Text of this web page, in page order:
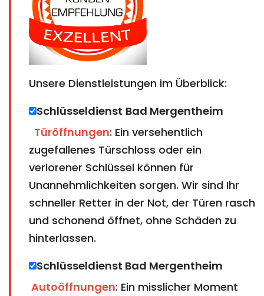
Unsere Dienstleistungen im Überblick:
Schlüsseldienst Bad Mergentheim​​​​​​​
Türöffnungen: Ein versehentlich
zugefallenes Türschloss oder ein
verlorener Schlüssel können für
Unannehmlichkeiten sorgen. Wir sind Ihr
schneller Retter in der Not, der Türen rasch
und schonend öffnet, ohne Schäden zu
hinterlassen.
Schlüsseldienst Bad Mergentheim​​​​​​​ ​​​​​​​​​​​​​​
Autoöffnungen: Ein misslicher Moment